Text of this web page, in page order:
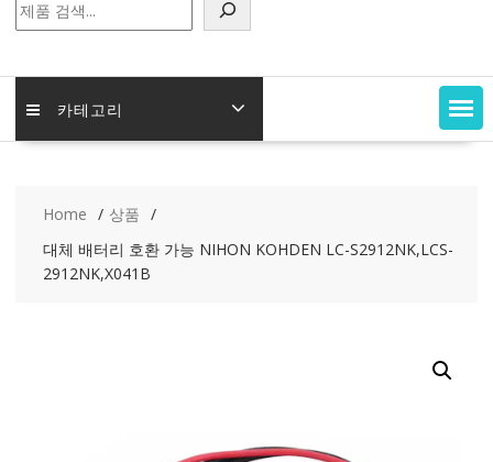
색
카테고리
Home
상품
대체 배터리 호환 가능 NIHON KOHDEN LC-S2912NK,LCS-
2912NK,X041B